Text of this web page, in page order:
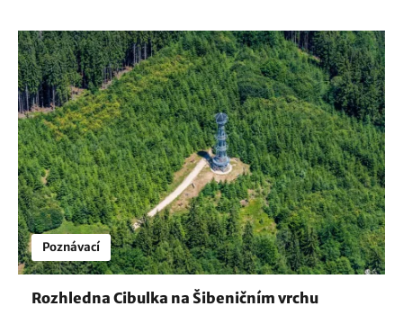
Poznávací
Rozhledna Cibulka na Šibeničním vrchu